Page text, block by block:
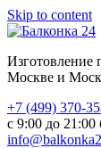
Skip to content
Изготовление
Москве и
+7 (499) 370-
с 9:00 до